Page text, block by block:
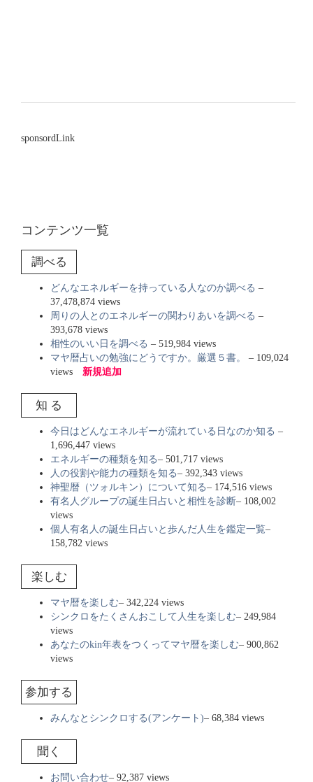
sponsordLink
コンテンツ一覧
調べる
どんなエネルギーを持っている人なのか調べる –
37,478,874 views
周りの人とのエネルギーの関わりあいを調べる –
393,678 views
相性のいい日を調べる – 519,984 views
マヤ暦占いの勉強にどうですか。厳選５書。
– 109,024
views 新規追加
知 る
今日はどんなエネルギーが流れている日なのか知る –
1,696,447 views
エネルギーの種類を知る– 501,717 views
人の役割や能力の種類を知る– 392,343 views
神聖暦（ツォルキン）について知る– 174,516 views
有名人グループの誕生日占いと相性を診断– 108,002
views
個人有名人の誕生日占いと歩んだ人生を鑑定一覧–
158,782 views
楽しむ
マヤ暦を楽しむ– 342,224 views
シンクロをたくさんおこして人生を楽しむ– 249,984
views
あなたのkin年表をつくってマヤ暦を楽しむ– 900,862
views
参加する
みんなとシンクロする(アンケート)– 68,384 views
聞く
お問い合わせ– 92,387 views